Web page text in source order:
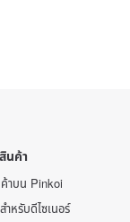
นค้า
าบน Pinkoi
หรับดีไซเนอร์